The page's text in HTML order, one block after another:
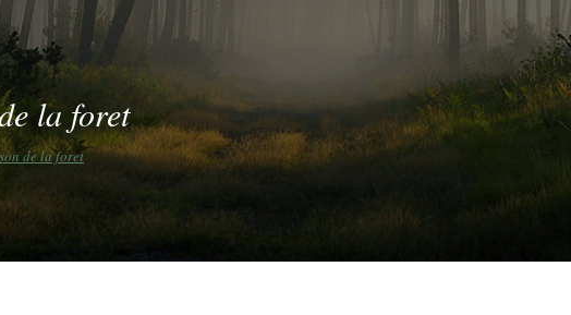
la foret
de la foret